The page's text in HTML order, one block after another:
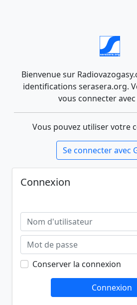
Bienvenue sur
identifications serasera.org.
vous connecter
Vous pouvez utiliser votre
Se connecter avec
Connexion
Conserver la connexion
Connexion